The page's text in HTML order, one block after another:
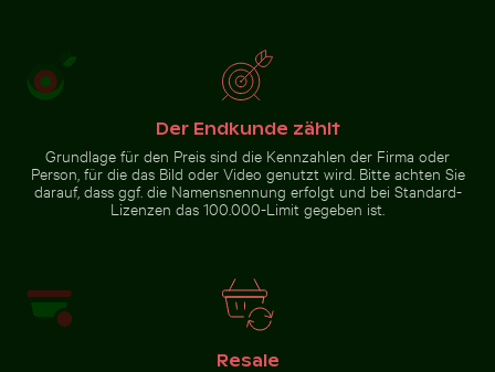
Der Endkunde zählt
Grundlage für den Preis sind die Kennzahlen der Firma oder
Person, für die das Bild oder Video genutzt wird. Bitte achten Sie
darauf, dass ggf. die Namensnennung erfolgt und bei Standard-
Lizenzen das 100.000-Limit gegeben ist.
Resale